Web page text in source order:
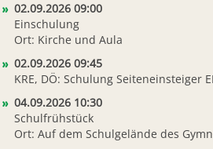
02.09.2026 09:00
Einschulung
Ort: Kirche und Aula
02.09.2026 09:45
KRE, DÖ: Schulung Seiteneinsteiger
04.09.2026 10:30
Schulfrühstück
Ort: Auf dem Schulgelände des